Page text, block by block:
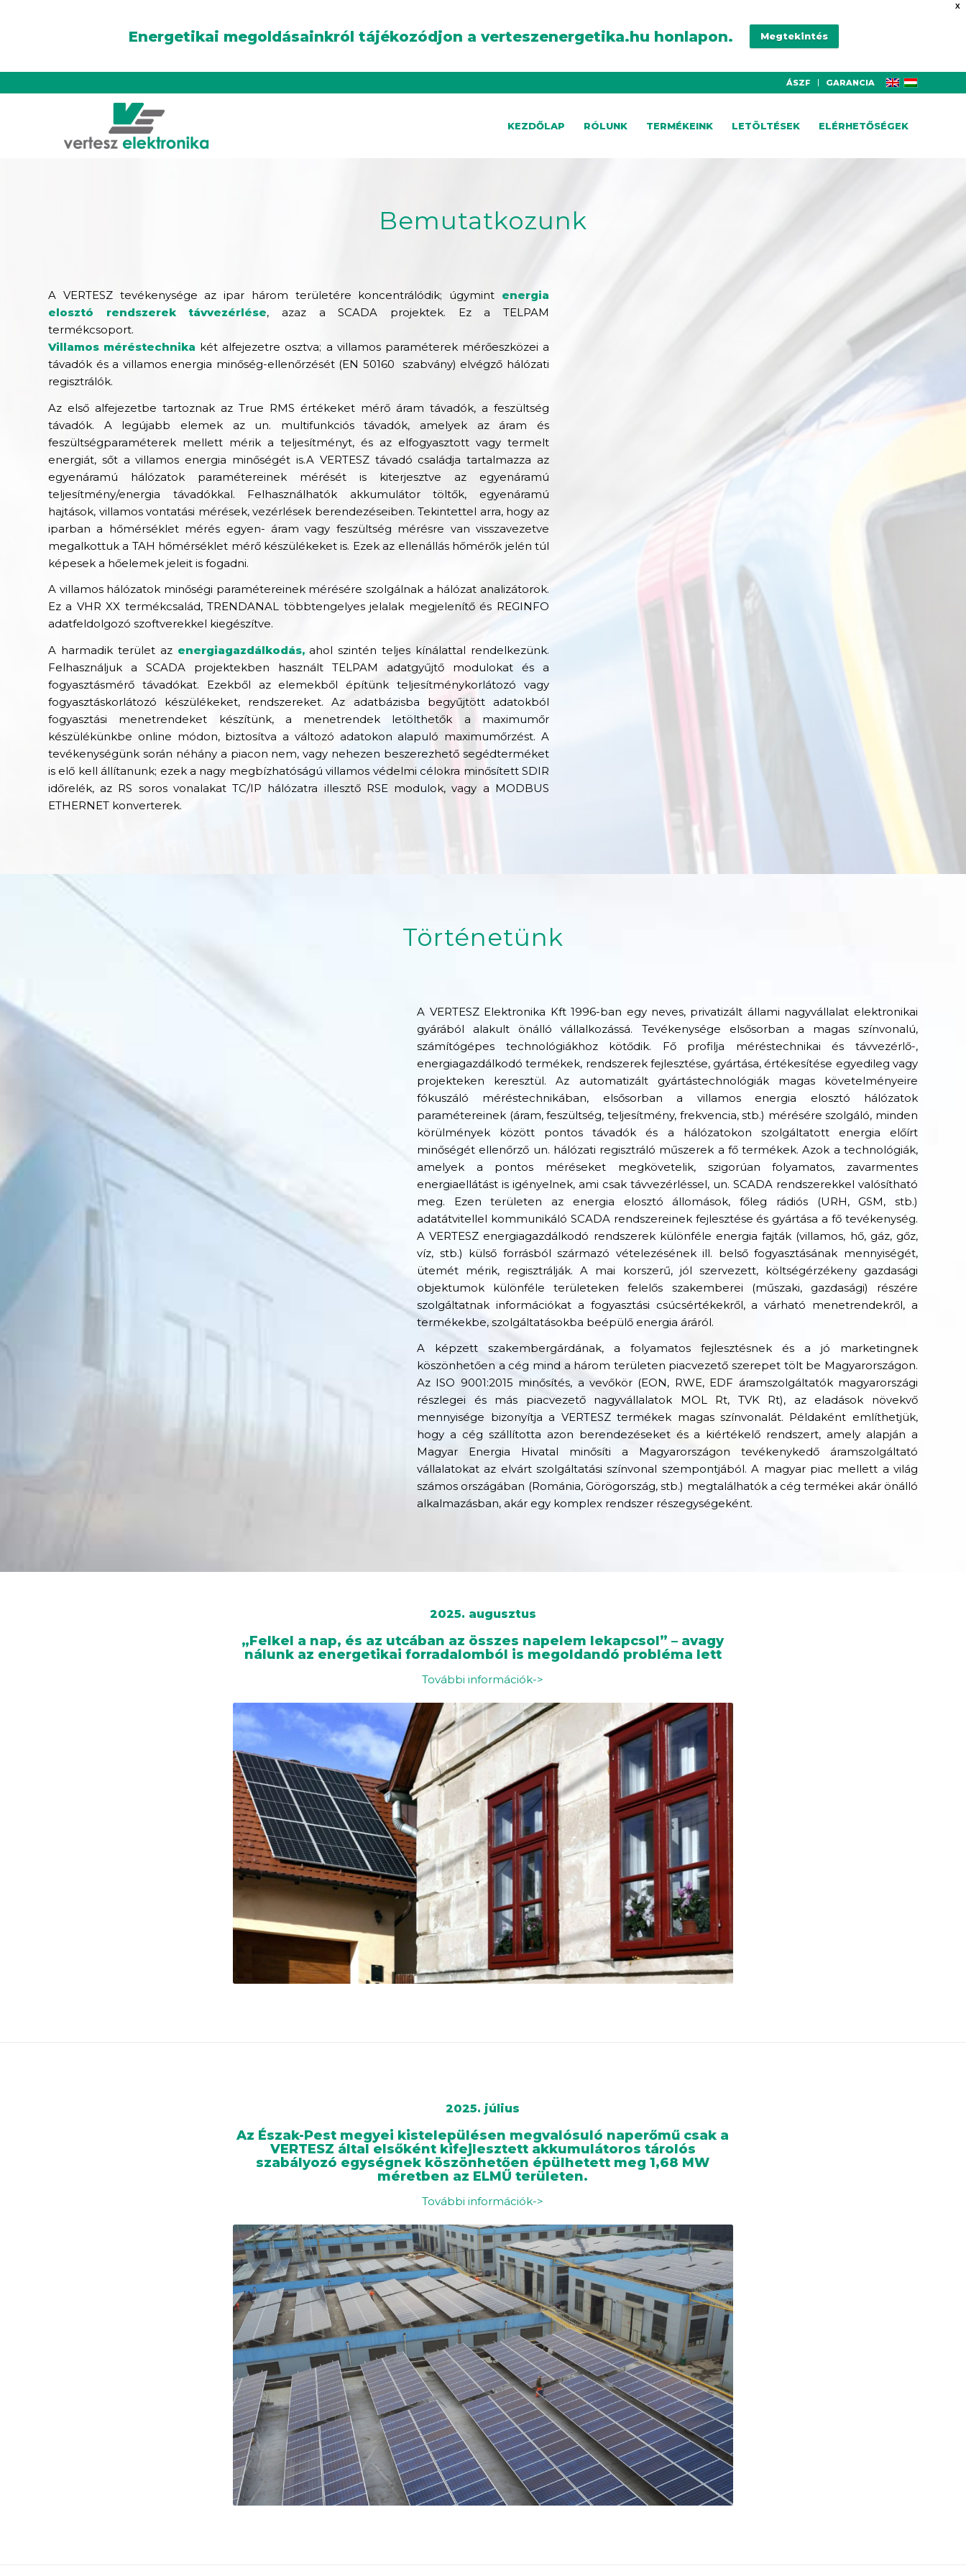
X
Energetikai megoldásainkról tájékozódjon a verteszenergetika.hu honlapon. Megtekintés
ÁSZF GARANCIA
KEZDŐLAP RÓLUNK TERMÉKEINK LETÖLTÉSEK ELÉRHETŐSÉGEK
Bemutatkozunk
A VERTESZ tevékenysége az ipar három területére koncentrálódik; úgymint energia
elosztó rendszerek távvezérlése, azaz a SCADA projektek. Ez a TELPAM
termékcsoport.
Villamos méréstechnika két alfejezetre osztva; a villamos paraméterek mérőeszközei a
távadók és a villamos energia minőség-ellenőrzését (EN 50160 szabvány) elvégző hálózati
regisztrálók.
Az első alfejezetbe tartoznak az True RMS értékeket mérő áram távadók, a feszültség
távadók. A legújabb elemek az un. multifunkciós távadók, amelyek az áram és
feszültségparaméterek mellett mérik a teljesítményt, és az elfogyasztott vagy termelt
energiát, sőt a villamos energia minőségét is.A VERTESZ távadó családja tartalmazza az
egyenáramú hálózatok paramétereinek mérését is kiterjesztve az egyenáramú
teljesítmény/energia távadókkal. Felhasználhatók akkumulátor töltők, egyenáramú
hajtások, villamos vontatási mérések, vezérlések berendezéseiben. Tekintettel arra, hogy az
iparban a hőmérséklet mérés egyen- áram vagy feszültség mérésre van visszavezetve
megalkottuk a TAH hőmérséklet mérő készülékeket is. Ezek az ellenállás hőmérők jelén túl
képesek a hőelemek jeleit is fogadni.
A villamos hálózatok minőségi paramétereinek mérésére szolgálnak a hálózat analizátorok.
Ez a VHR XX termékcsalád, TRENDANAL többtengelyes jelalak megjelenítő és REGINFO
adatfeldolgozó szoftverekkel kiegészítve.
A harmadik terület az energiagazdálkodás,ahol szintén teljes kínálattal rendelkezünk.
Felhasználjuk a SCADA projektekben használt TELPAM adatgyűjtő modulokat és a
fogyasztásmérő távadókat. Ezekből az elemekből építünk teljesítménykorlátozó vagy
fogyasztáskorlátozó készülékeket, rendszereket. Az adatbázisba begyűjtött adatokból
fogyasztási menetrendeket készítünk, a menetrendek letölthetők a maximumőr
készülékünkbe online módon, biztosítva a változó adatokon alapuló maximumőrzést. A
tevékenységünk során néhány a piacon nem, vagy nehezen beszerezhető segédterméket
is elő kell állítanunk; ezek a nagy megbízhatóságú villamos védelmi célokra minősített SDIR
időrelék, az RS soros vonalakat TC/IP hálózatra illesztő RSE modulok, vagy a MODBUS
ETHERNET konverterek.
Történetünk
A VERTESZ Elektronika Kft 1996-ban egy neves, privatizált állami nagyvállalat elektronikai
gyárából alakult önálló vállalkozássá. Tevékenysége elsősorban a magas színvonalú,
számítógépes technológiákhoz kötődik. Fő profilja méréstechnikai és távvezérlő-,
energiagazdálkodó termékek, rendszerek fejlesztése, gyártása, értékesítése egyedileg vagy
projekteken keresztül. Az automatizált gyártástechnológiák magas követelményeire
fókuszáló méréstechnikában, elsősorban a villamos energia elosztó hálózatok
paramétereinek (áram, feszültség, teljesítmény, frekvencia, stb.) mérésére szolgáló, minden
körülmények között pontos távadók és a hálózatokon szolgáltatott energia előírt
minőségét ellenőrző un. hálózati regisztráló műszerek a fő termékek. Azok a technológiák,
amelyek a pontos méréseket megkövetelik, szigorúan folyamatos, zavarmentes
energiaellátást is igényelnek, ami csak távvezérléssel, un. SCADA rendszerekkel valósítható
meg. Ezen területen az energia elosztó állomások, főleg rádiós (URH, GSM, stb.)
adatátvitellel kommunikáló SCADA rendszereinek fejlesztése és gyártása a fő tevékenység.
A VERTESZ energiagazdálkodó rendszerek különféle energia fajták (villamos, hő, gáz, gőz,
víz, stb.) külső forrásból származó vételezésének ill. belső fogyasztásának mennyiségét,
ütemét mérik, regisztrálják.A mai korszerű, jól szervezett, költségérzékeny gazdasági
objektumok különféle területeken felelős szakemberei (műszaki, gazdasági) részére
szolgáltatnak információkat a fogyasztási csúcsértékekről, a várható menetrendekről, a
termékekbe, szolgáltatásokba beépülő energia áráról.
A képzett szakembergárdának, a folyamatos fejlesztésnek és a jó marketingnek
köszönhetően a cég mind a három területen piacvezető szerepet tölt be Magyarországon.
Az ISO 9001:2015 minősítés, a vevőkör (EON, RWE, EDF áramszolgáltatók magyarországi
részlegei és más piacvezető nagyvállalatok MOL Rt, TVK Rt), az eladások növekvő
mennyisége bizonyítja a VERTESZ termékek magas színvonalát. Példaként említhetjük,
hogy a cég szállította azon berendezéseket és a kiértékelő rendszert, amely alapján a
Magyar Energia Hivatal minősíti a Magyarországon tevékenykedő áramszolgáltató
vállalatokat az elvárt szolgáltatási színvonal szempontjából. A magyar piac mellett a világ
számos országában (Románia, Görögország, stb.) megtalálhatók a cég termékei akár önálló
alkalmazásban, akár egy komplex rendszer részegységeként.
2025. augusztus
„Felkel a nap, és az utcában az összes napelem lekapcsol” – avagy
nálunk az energetikai forradalomból is megoldandó probléma lett
További információk->
2025. július
Az Észak-Pest megyei kistelepülésen megvalósuló naperőmű csak a
VERTESZ által elsőként kifejlesztett akkumulátoros tárolós
szabályozó egységnek köszönhetően épülhetett meg 1,68 MW
méretben az ELMŰ területen.
További információk->